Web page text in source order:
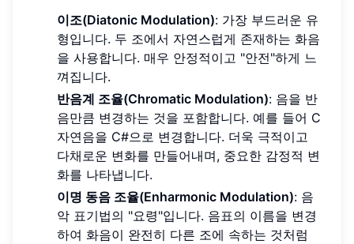
이조(Diatonic Modulation): 가장 부드러운 유
형입니다. 두 조에서 자연스럽게 존재하는 화음
을 사용합니다. 매우 안정적이고 "안전"하게 느
껴집니다.
반음계 조율(Chromatic Modulation): 음을 반
음만큼 변경하는 것을 포함합니다. 예를 들어 C
자연음을 C#으로 변경합니다. 더욱 극적이고
다채로운 변화를 만들어내며, 중요한 감정적 변
화를 나타냅니다.
이명 동음 조율(Enharmonic Modulation): 음
악 표기법의 "요령"입니다. 음표의 이름을 변경
하여 화음이 완전히 다른 조에 속하는 것처럼